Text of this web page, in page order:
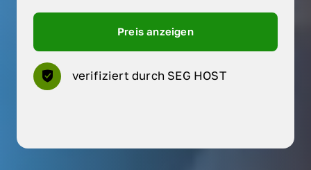
Preis anzeigen
verifiziert durch SEG HOST